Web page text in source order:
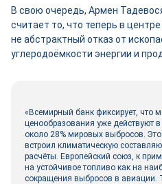
В свою очередь, Армен
считает то, что теперь в
не абстрактный отказ от
углеродоёмкости энергии и
«Всемирный банк фиксирует, что
ценообразования уже действуют
около 28% мировых выбросов.
встроил климатическую
расчёты. Европейский союз, к
на устойчивое топливо как на
сокращения выбросов в авиации.